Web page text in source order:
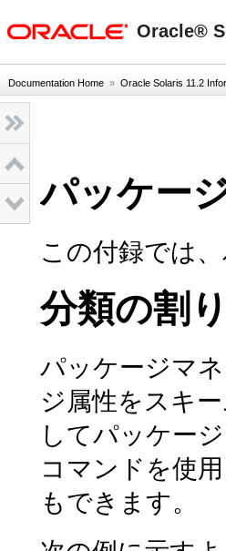
Oracle®
Documentation Home » Oracle Solaris 11.2
パッケー
この付録では
分類の割
パッケージマ
ジ属性をスキー
してパッケー
コマンドを使
もできます。